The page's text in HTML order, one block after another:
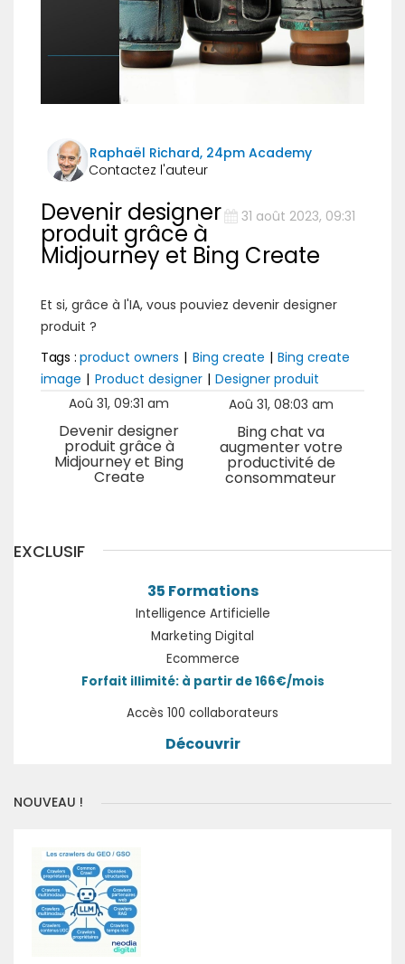
Raphaël Richard, 24pm Academy
31 août 2023, 09:31
Devenir designer
produit grâce à
Midjourney et Bing Create
Et si, grâce à l'IA, vous pouviez devenir designer
produit ?
Tags : product owners | Bing create | Bing create
image | Product designer | Designer produit
Aoû 31, 09:31 am
Devenir designer
produit grâce à
Midjourney et Bing
Create
Aoû 31, 08:03 am
Bing chat va
augmenter votre
productivité de
consommateur
EXCLUSIF
35 Formations
Intelligence Artificielle
Marketing Digital
Ecommerce
Forfait illimité: à partir de 166€/mois
Accès 100 collaborateurs
Découvrir
NOUVEAU !